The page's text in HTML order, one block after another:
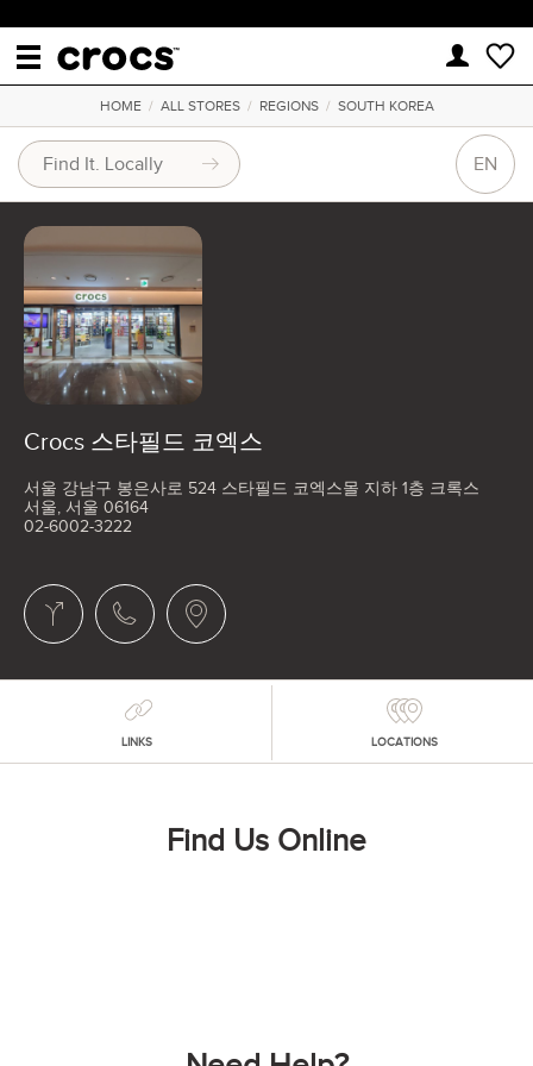
HOME/ ALL STORES/ REGIONS/ SOUTH KOREA
EN
Crocs 스타필드 코엑스
서울 강남구 봉은사로 524 스타필드 코엑스몰 지하 1층 크록스
서울, 서울 06164
02-6002-3222
LINKS LOCATIONS
Find Us Online